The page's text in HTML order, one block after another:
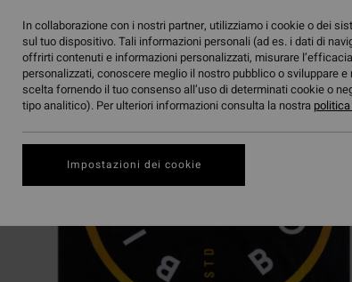
In collaborazione con i nostri partner, utilizziamo i cookie o dei
sul tuo dispositivo. Tali informazioni personali (ad es. i dati di
offrirti contenuti e informazioni personalizzati, misurare
personalizzati, conoscere meglio il nostro pubblico o sviluppare
scelta fornendo il tuo consenso all’uso di determinati cookie o
tipo analitico). Per ulteriori informazioni consulta la nostra
Impostazioni dei cookie